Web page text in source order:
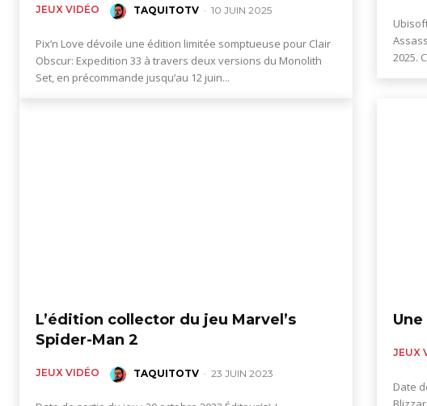
JEUX VIDÉO TAQUITOTV - 10 JUIN 2025
Pix’n Love dévoile une édition limitée somptueuse pour Clair
Obscur: Expedition 33 à travers deux versions du Monolith
Set, en précommande jusqu’au 12 juin...
2025.
L’édition collector du jeu Marvel’s
Spider-Man 2
JEUX VIDÉO TAQUITOTV - 23 JUIN 2023
JEUX
Date